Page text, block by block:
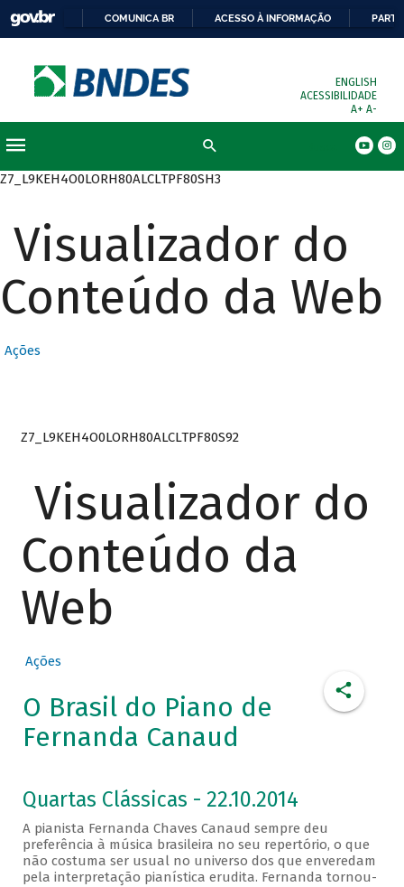
COMUNICA BR ACESSO À INFORMAÇÃO
ENGLISH
ACESSIBILIDADE
A+ A-
Z7_L9KEH4O0LORH80ALCLTPF80SH3
Visualizador do
Conteúdo da Web
Ações
Z7_L9KEH4O0LORH80ALCLTPF80S92
Visualizador do
Conteúdo da
Web
Ações
O Brasil do Piano de
Fernanda Canaud
Quartas Clássicas - 22.10.2014
A pianista Fernanda Chaves Canaud sempre deu
preferência à música brasileira no seu repertório, o que
não costuma ser usual no universo dos que enveredam
pela interpretação pianística erudita. Fernanda tornou-